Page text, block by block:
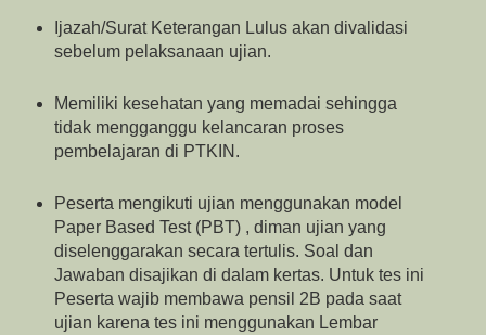
Ijazah/Surat Keterangan Lulus akan divalidasi
sebelum pelaksanaan ujian.
Memiliki kesehatan yang memadai sehingga
tidak mengganggu kelancaran proses
pembelajaran di PTKIN.
Peserta mengikuti ujian menggunakan model
Paper Based Test (PBT) , diman ujian yang
diselenggarakan secara tertulis. Soal dan
Jawaban disajikan di dalam kertas. Untuk tes ini
Peserta wajib membawa pensil 2B pada saat
ujian karena tes ini menggunakan Lembar